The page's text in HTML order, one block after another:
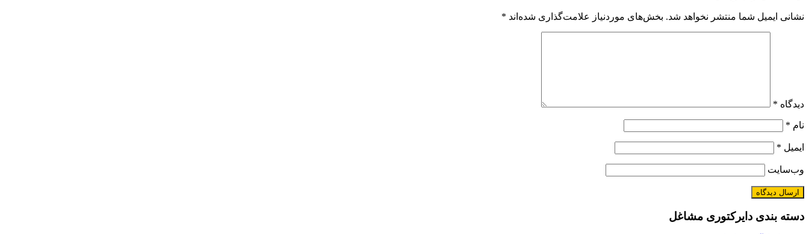
نشانی ایمیل شما منتشر نخواهد شد. بخش‌های موردنیاز علامت‌گذاری شده‌اند *
دیدگاه *
نام *
ایمیل *
وب‌سایت
دسته بندی دایرکتوری مشاغل